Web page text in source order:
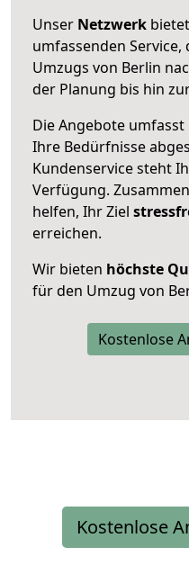
Unser Netzwerk
umfassenden
Umzugs von Berlin
der Planung bis hin
Die Angebote
Ihre Bedürfnisse
Kundenservice steht
Verfügung.
helfen, Ihr Ziel
erreichen.
Wir bieten höchste
für den Umzug von
Kostenlose
Kostenlose